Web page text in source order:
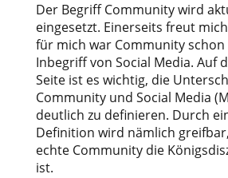
Der Begriff Community wird
eingesetzt. Einerseits freut
für mich war Community
Inbegriff von Social Media. Auf
Seite ist es wichtig, die
Community und Social Media
deutlich zu definieren. Durch
Definition wird nämlich
echte Community die
ist.